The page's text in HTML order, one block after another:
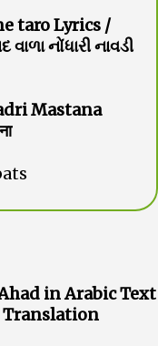
taro Lyrics /
વાળા નોંધારી નાવડી
Mastana
in Arabic Text